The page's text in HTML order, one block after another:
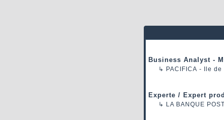
Business Analyst -
↳ PACIFICA - Ile de
Experte / Expert
↳ LA BANQUE